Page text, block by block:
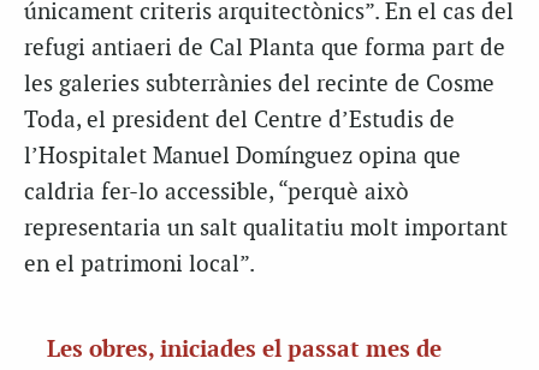
únicament criteris arquitectònics”. En el cas del
refugi antiaeri de Cal Planta que forma part de
les galeries subterrànies del recinte de Cosme
Toda, el president del Centre d’Estudis de
l’Hospitalet Manuel Domínguez opina que
caldria fer-lo accessible, “perquè això
representaria un salt qualitatiu molt important
en el patrimoni local”.
Les obres, iniciades el passat mes de